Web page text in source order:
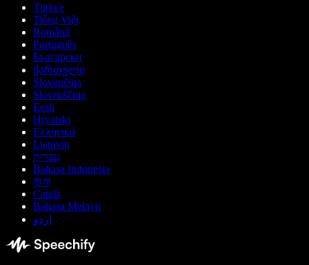
Türkçe
Tiếng Việt
Română
Português
Български
ქართული
Slovenčina
Slovenščina
Eesti
Hrvatski
Ελληνικά
Lietuvių
עברית
Bahasa Indonesia
বাংলা
Català
Bahasa Melayu
اردو